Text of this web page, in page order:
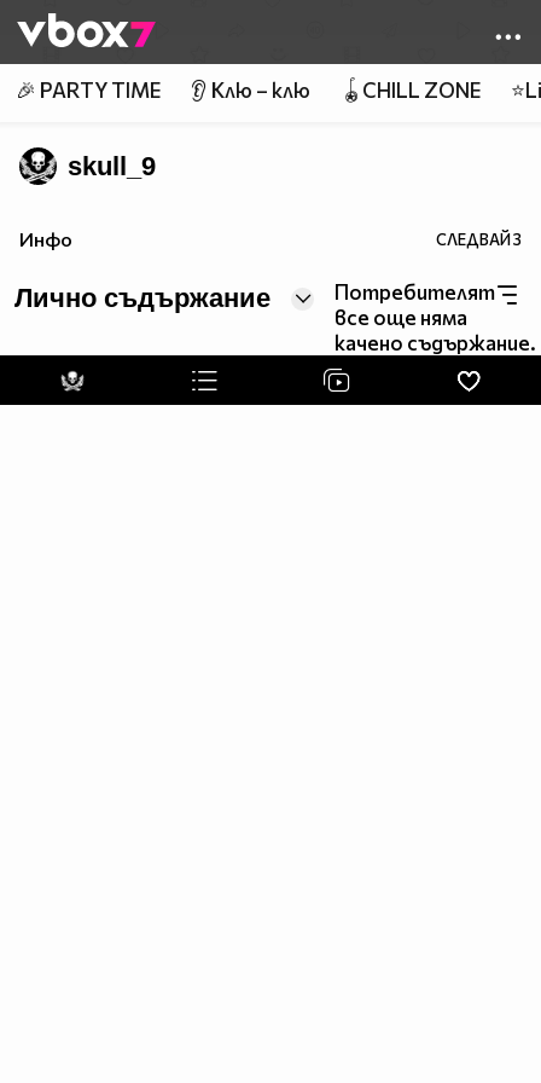
👾
🎉 PARTY TIME 👂 Клю – клю 🪀CHILL ZONE
skull_9
Инфо СЛЕДВАЙ3
Лично съдържание
Потребителят
все още няма
качено съдържание.